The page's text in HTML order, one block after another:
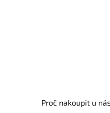
Proč nakoupit u